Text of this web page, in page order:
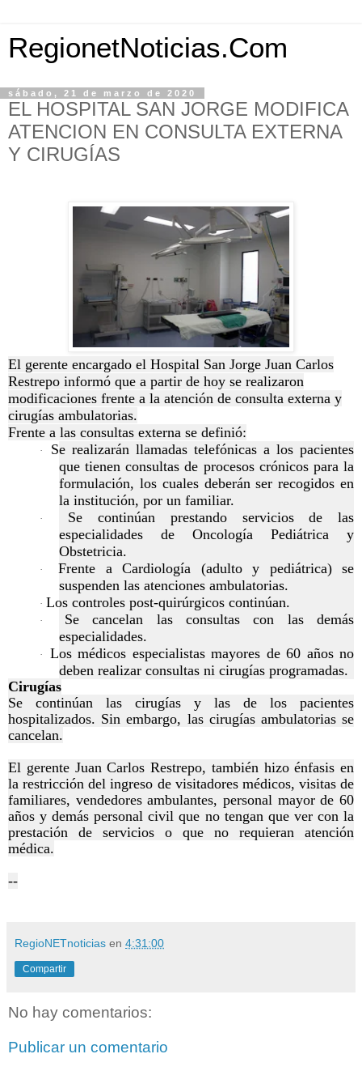
RegionetNoticias.Com
sábado, 21 de marzo de 2020
EL HOSPITAL SAN JORGE MODIFICA
ATENCION EN CONSULTA EXTERNA
Y CIRUGÍAS
El gerente encargado el Hospital San Jorge Juan Carlos
Restrepo informó que a partir de hoy se realizaron
modificaciones frente a la atención de consulta externa y
cirugías ambulatorias.
Frente a las consultas externa se definió:
·
Se realizarán llamadas telefónicas a los pacientes
que tienen consultas de procesos crónicos para la
formulación, los cuales deberán ser recogidos en
la institución, por un familiar.
·
Se continúan prestando servicios de las
especialidades de Oncología Pediátrica y
Obstetricia.
·
Frente a Cardiología (adulto y pediátrica) se
suspenden las atenciones ambulatorias.
· Los controles post-quirúrgicos continúan.
·
Se cancelan las consultas con las demás
especialidades.
·
Los médicos especialistas mayores de 60 años no
deben realizar consultas ni cirugías programadas.
Cirugías
Se continúan las cirugías y las de los pacientes
hospitalizados. Sin embargo, las cirugías ambulatorias se
cancelan.
El gerente Juan Carlos Restrepo, también hizo énfasis en
la restricción del ingreso de visitadores médicos, visitas de
familiares, vendedores ambulantes, personal mayor de 60
años y demás personal civil que no tengan que ver con la
prestación de servicios o que no requieran atención
médica.
--
RegioNETnoticias en 4:31:00
Compartir
No hay comentarios:
Publicar un comentario